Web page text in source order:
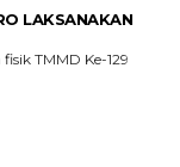
LAKSANAKAN
TMMD Ke-129